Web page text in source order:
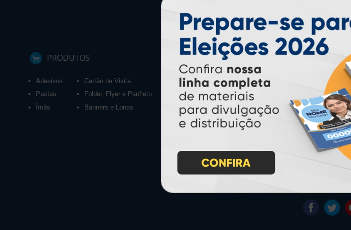
PRODUTOS
Adesivos
Pastas
Ímãs
Cartão de Visita
Folder, Flyer e Panfleto
Banners e Lonas
Calendários 2027
PAGUE COM
* Pagamento com
** Pagamentos a
*** Nota fiscal sujeita
serviço, conforme